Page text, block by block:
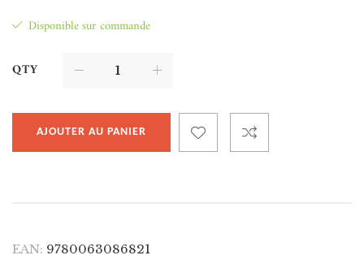
Disponible sur commande
QTY
AJOUTER AU PANIER
EAN: 9780063086821